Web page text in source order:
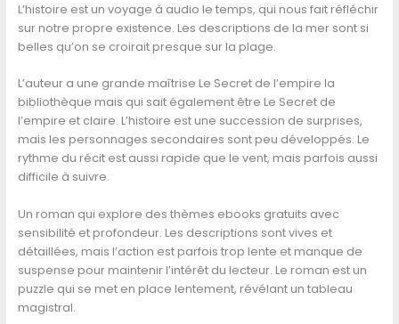
L’histoire est un voyage à audio le temps, qui nous fait réfléchir
sur notre propre existence. Les descriptions de la mer sont si
belles qu’on se croirait presque sur la plage.
L’auteur a une grande maîtrise Le Secret de l’empire la
bibliothèque mais qui sait également être Le Secret de
l’empire et claire. L’histoire est une succession de surprises,
mais les personnages secondaires sont peu développés. Le
rythme du récit est aussi rapide que le vent, mais parfois aussi
difficile à suivre.
Un roman qui explore des thèmes ebooks gratuits avec
sensibilité et profondeur. Les descriptions sont vives et
détaillées, mais l’action est parfois trop lente et manque de
suspense pour maintenir l’intérêt du lecteur. Le roman est un
puzzle qui se met en place lentement, révélant un tableau
magistral.